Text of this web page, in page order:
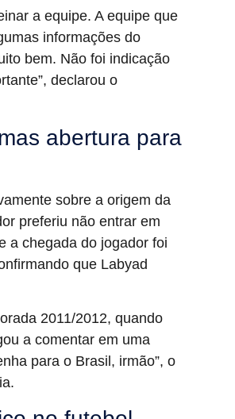
a equipe. A equipe que
informações do
bem. Não foi indicação
declarou o
abertura para
sobre a origem da
preferiu não entrar em
a chegada do jogador foi
que Labyad
2011/2012, quando
a comentar em uma
para o Brasil, irmão”, o